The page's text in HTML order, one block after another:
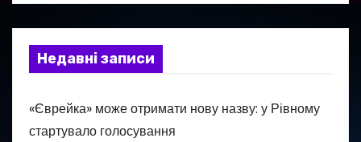
Недавні записи
«Єврейка» може отримати нову назву: у Рівному
стартувало голосування